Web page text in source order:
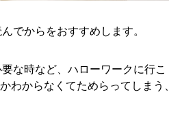
でからをおすすめします。
な時など、ハローワークに行こ
からなくてためらってしまう、